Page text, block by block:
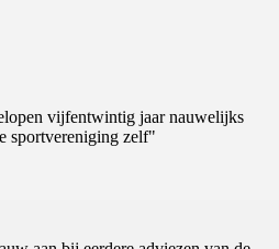
vijfentwintig jaar nauwelijks
sportvereniging zelf"